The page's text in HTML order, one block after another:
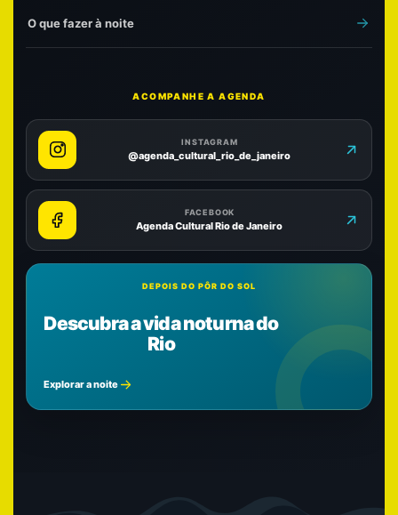
O que fazer à noite
ACOMPANHE A AGENDA
INSTAGRAM
@agenda_cultural_rio_de_janeiro
FACEBOOK
Agenda Cultural Rio de Janeiro
DEPOIS DO PÔR DO SOL
Descubra a vida noturna do
Rio
Explorar a noite